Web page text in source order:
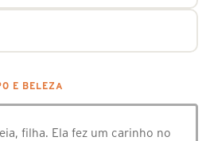
E BELEZA
filha. Ela fez um carinho no